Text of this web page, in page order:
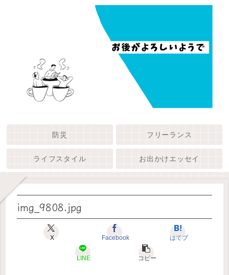
防災 フリーランス
ライフスタイル お出かけエッセイ
img_9808.jpg
X Facebook はてブ
LINE コピー